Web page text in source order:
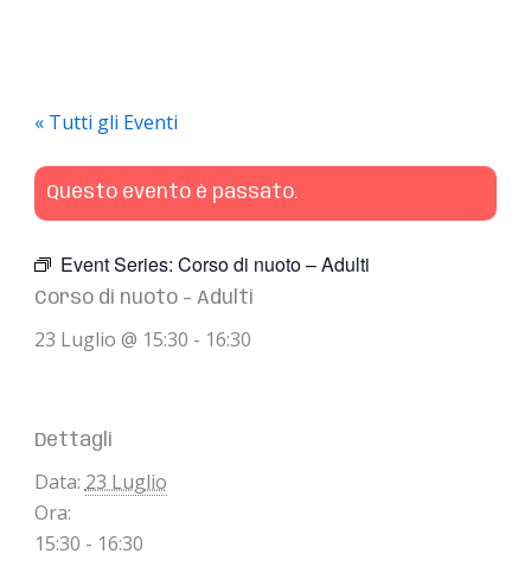
« Tutti gli Eventi
Questo evento è passato.
Event Series: Corso di nuoto – Adulti
Corso di nuoto – Adulti
23 Luglio @ 15:30 - 16:30
Dettagli
Data: 23 Luglio
Ora:
15:30 - 16:30